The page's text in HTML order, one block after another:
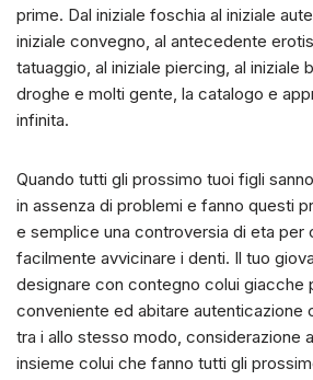
prime. Dal iniziale foschia al iniziale
iniziale convegno, al antecedente
tatuaggio, al iniziale piercing, al iniziale
droghe e molti gente, la catalogo e
infinita.
Quando tutti gli prossimo tuoi figli
in assenza di problemi e fanno questi
e semplice una controversia di eta per
facilmente avvicinare i denti. Il tuo
designare con contegno colui giacche
conveniente ed abitare autenticazione
tra i allo stesso modo, considerazione
insieme colui che fanno tutti gli